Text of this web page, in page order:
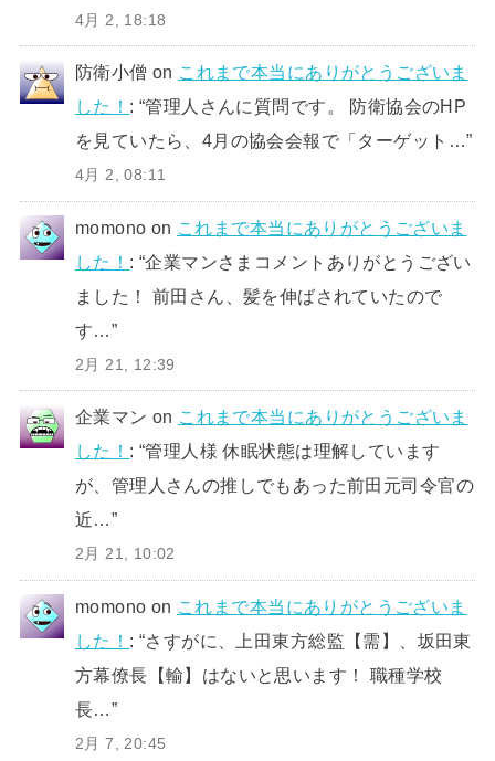
4月 2, 18:18
防衛小僧 on これまで本当にありがとうございま
した！ : “管理人さんに質問です。 防衛協会のHP
を見ていたら、4月の協会会報で「ターゲット…”
4月 2, 08:11
momono on これまで本当にありがとうございま
した！ : “企業マンさまコメントありがとうござい
ました！ 前田さん、髪を伸ばされていたので
す…”
2月 21, 12:39
企業マン on これまで本当にありがとうございま
した！ : “管理人様 休眠状態は理解しています
が、管理人さんの推しでもあった前田元司令官の
近…”
2月 21, 10:02
momono on これまで本当にありがとうございま
した！ : “さすがに、上田東方総監【需】、坂田東
方幕僚長【輸】はないと思います！ 職種学校
長…”
2月 7, 20:45